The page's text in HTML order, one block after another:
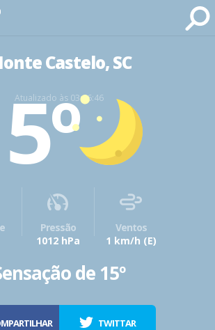
Castelo, SC
METEOROLOGIA
Atualizado às 03:46:46
Pressão
1012 hPa
Ventos
1 km/h (E)
de 15º
TWITTAR